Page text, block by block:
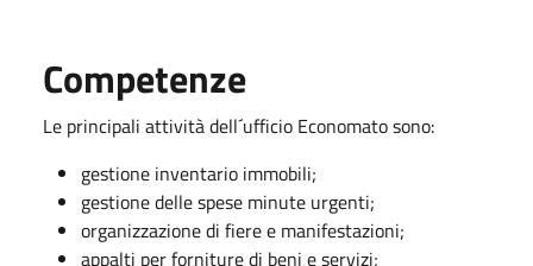
Competenze
Le principali attività dell´ufficio Economato sono:
gestione inventario immobili;
gestione delle spese minute urgenti;
organizzazione di fiere e manifestazioni;
appalti per forniture di beni e servizi;